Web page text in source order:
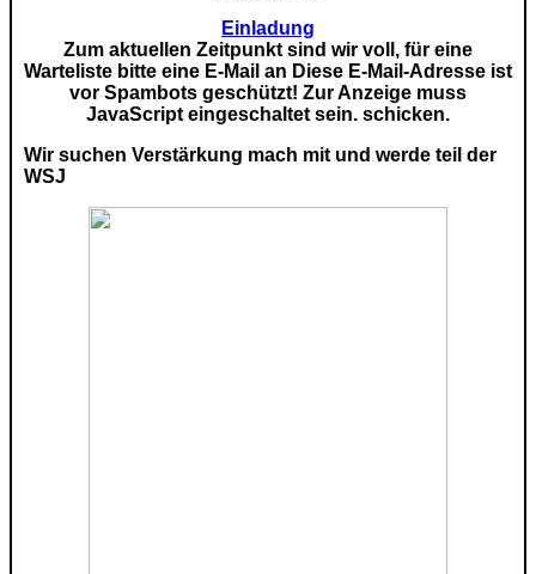
Einladung
Zum aktuellen Zeitpunkt sind wir voll, für eine
Warteliste bitte eine E-Mail an Diese E-Mail-Adresse ist
vor Spambots geschützt! Zur Anzeige muss
JavaScript eingeschaltet sein. schicken.
Wir suchen Verstärkung mach mit und werde teil der
WSJ